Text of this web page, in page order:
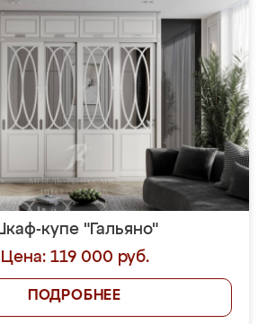
купе "Гальяно"
Цена: 119 000 руб.
ПОДРОБНЕЕ